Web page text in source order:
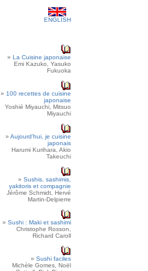
ENGLISH
» La Cuisine japonaise
Emi Kazuko, Yasuko
Fukuoka
» 100 recettes de cuisine
japonaise
Yoshié Miyauchi, Mitsuo
Miyauchi
» Aujourd'hui, je cuisine
japonais
Harumi Kurihara, Akio
Takeuchi
» Sushis, sashimis,
yakitoris et compagnie
Jérôme Schmidt, Hervé
Martin-Delpierre
» Sushi : Maki et sashimi
Christophe Rosson,
Richard Caroll
» Sushi faciles
Michèle Gomes, Noël